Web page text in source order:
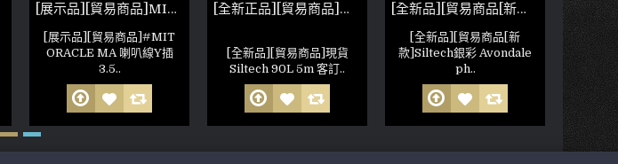
[展示品][貿易商品]MIT ORACLE MA 喇叭線Y插 3.5m 非人為損壞 公司保固六個月(參考照片)
[展示品][貿易商品]#MIT
ORACLE MA 喇叭線Y插
3.5..
[全新正品][貿易商品]現貨Siltech 90L 5m 客訂特製長(參考照片)
[全新品][貿易商品]現貨
Siltech 90L 5m 客訂..
[全新品][貿易商品[新款]Siltech銀彩 Avondale phono II 雙RCA唱臂線
[全新品][貿易商品[新
款]Siltech銀彩 Avondale
ph..